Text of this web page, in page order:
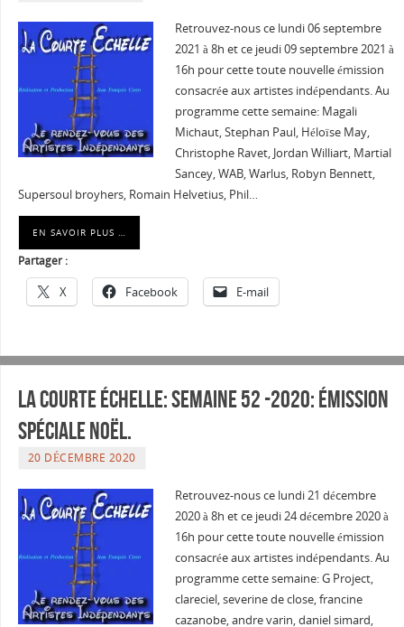
Retrouvez-nous ce lundi 06 septembre
2021 à 8h et ce jeudi 09 septembre 2021 à
16h pour cette toute nouvelle émission
consacrée aux artistes indépendants. Au
programme cette semaine: Magali
Michaut, Stephan Paul, Héloïse May,
Christophe Ravet, Jordan Williart, Martial
Sancey, WAB, Warlus, Robyn Bennett,
Supersoul broyhers, Romain Helvetius, Phil…
EN SAVOIR PLUS …
Partager :
X Facebook E-mail
La courte échelle: semaine 52 -2020: émission
spéciale noël.
20 DÉCEMBRE 2020
Retrouvez-nous ce lundi 21 décembre
2020 à 8h et ce jeudi 24 décembre 2020 à
16h pour cette toute nouvelle émission
consacrée aux artistes indépendants. Au
programme cette semaine: G Project,
clareciel, severine de close, francine
cazanobe, andre varin, daniel simard,